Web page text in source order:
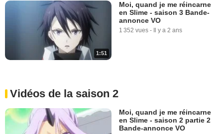
1:51
Moi, quand je me réincarne
en Slime - saison 3 Bande-
annonce VO
1 352 vues - Il y a 2 ans
Vidéos de la saison 2
Moi, quand je me réincarne
en Slime - saison 2 partie 2
Bande-annonce VO